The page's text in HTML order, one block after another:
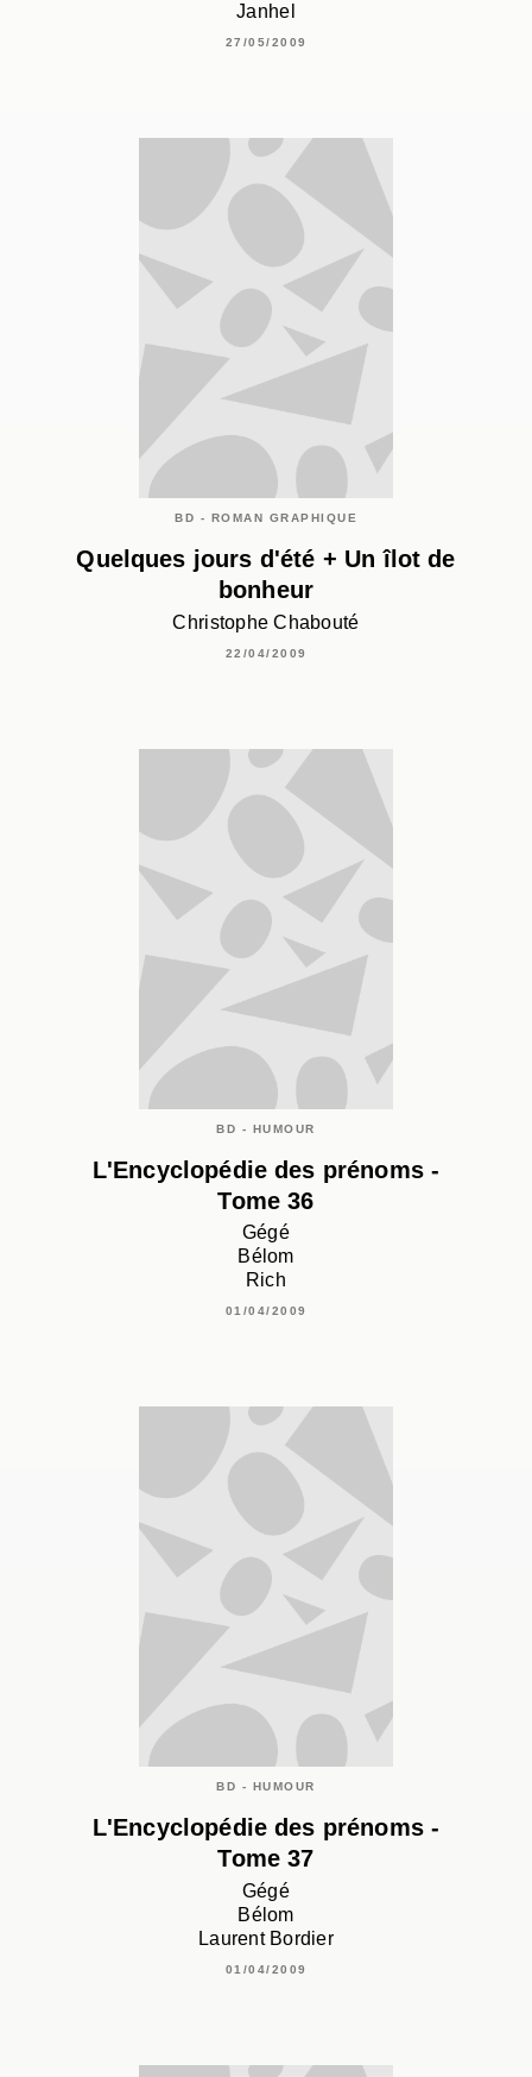
Janhel
27/05/2009
BD - ROMAN GRAPHIQUE
Quelques jours d'été + Un îlot de
bonheur
Christophe Chabouté
22/04/2009
BD - HUMOUR
L'Encyclopédie des prénoms -
Tome 36
Gégé
Bélom
Rich
01/04/2009
BD - HUMOUR
L'Encyclopédie des prénoms -
Tome 37
Gégé
Bélom
Laurent Bordier
01/04/2009